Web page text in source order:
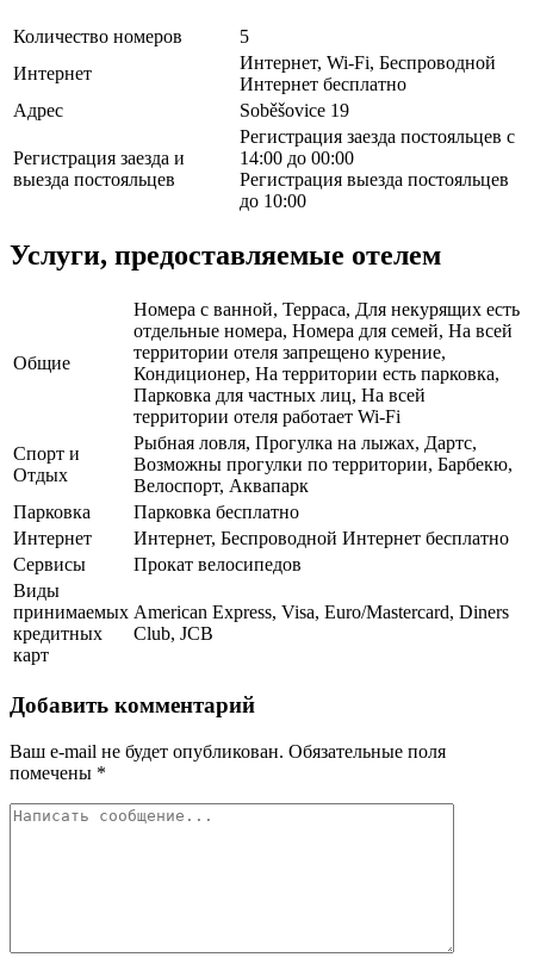
Количество номеров
5
Интернет
Интернет, Wi-Fi, Беспроводной
Интернет бесплатно
Адрес
Soběšovice 19
Регистрация заезда и
выезда постояльцев
Регистрация заезда постояльцев с
14:00 до 00:00
Регистрация выезда постояльцев
до 10:00
Услуги, предоставляемые отелем
Общие
Номера с ванной, Терраса, Для некурящих есть
отдельные номера, Номера для семей, На всей
территории отеля запрещено курение,
Кондиционер, На территории есть парковка,
Парковка для частных лиц, На всей
территории отеля работает Wi-Fi
Спорт и
Отдых
Рыбная ловля, Прогулка на лыжах, Дартс,
Возможны прогулки по территории, Барбекю,
Велоспорт, Аквапарк
Парковка
Парковка бесплатно
Интернет
Интернет, Беспроводной Интернет бесплатно
Сервисы
Прокат велосипедов
Виды
принимаемых
кредитных
карт
American Express, Visa, Euro/Mastercard, Diners
Club, JCB
Добавить комментарий
Ваш e-mail не будет опубликован. Обязательные поля
помечены *